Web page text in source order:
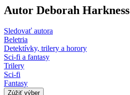
Autor Deborah Harkness
Sledovať autora
Beletria
Detektívky, trilery a horory
Sci-fi a fantasy
Trilery
Sci-fi
Fantasy
Zúžiť výber